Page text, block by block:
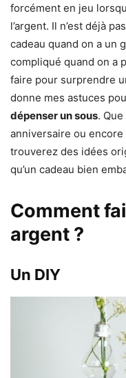
forcément en jeu
l’argent. Il n’est déjà
cadeau quand on a un
compliqué quand on a
faire pour surprendre
donne mes astuces
dépenser un sous.
anniversaire ou encore
trouverez des idées
qu’un cadeau bien
Comment
argent ?
Un DIY